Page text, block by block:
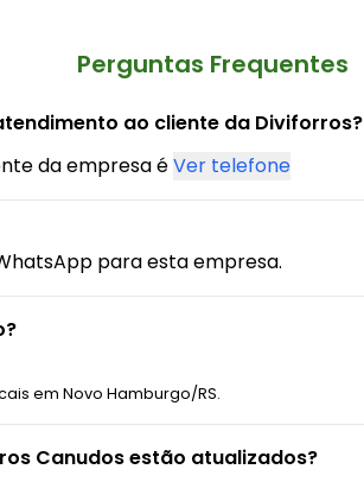
Perguntas Frequentes
ao cliente da Diviforros?
da empresa éVer telefone
para esta empresa.
em Novo Hamburgo/RS.
Canudos estão atualizados?